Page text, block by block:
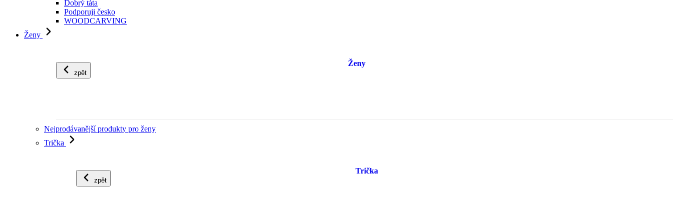
Dobrý táta
Podporuji česko
WOODCARVING
Ženy
zpět
Ženy
Nejprodávanější produkty pro ženy
Trička
zpět
Trička